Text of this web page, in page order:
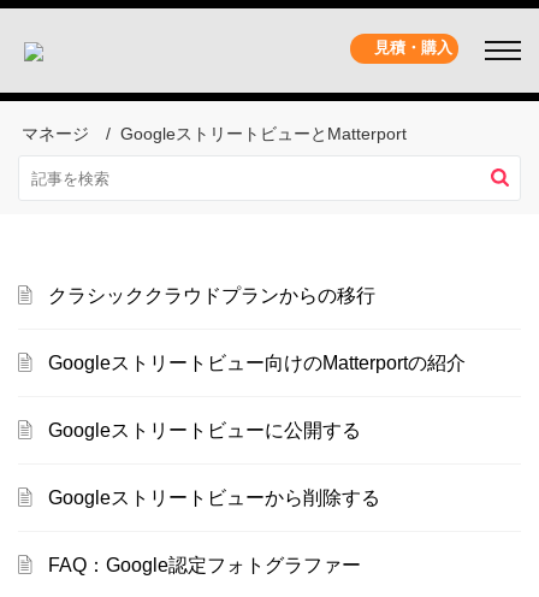
見積・購入
マネージ GoogleストリートビューとMatterport
クラシッククラウドプランからの移行
Googleストリートビュー向けのMatterportの紹介
Googleストリートビューに公開する
Googleストリートビューから削除する
FAQ：Google認定フォトグラファー